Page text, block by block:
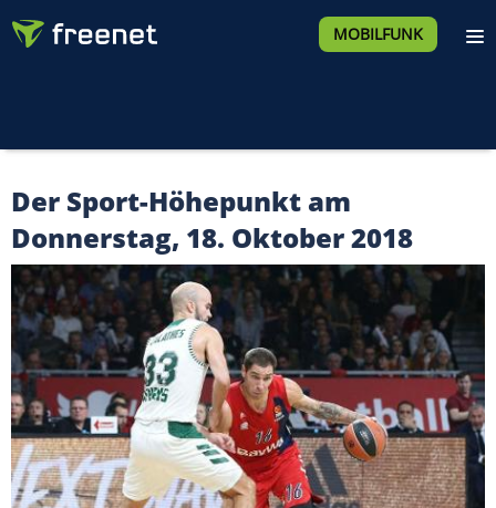
MOBILFUNK
Der Sport-Höhepunkt am
Donnerstag, 18. Oktober 2018